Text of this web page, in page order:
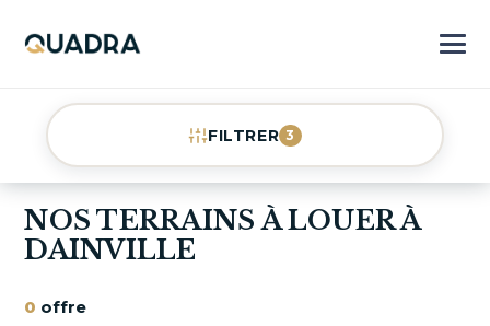
FILTRER 3
NOS TERRAINS À LOUER À
DAINVILLE
0 offre